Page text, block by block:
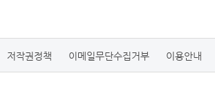
저작권정책 이메일무단수집거부 이용안내